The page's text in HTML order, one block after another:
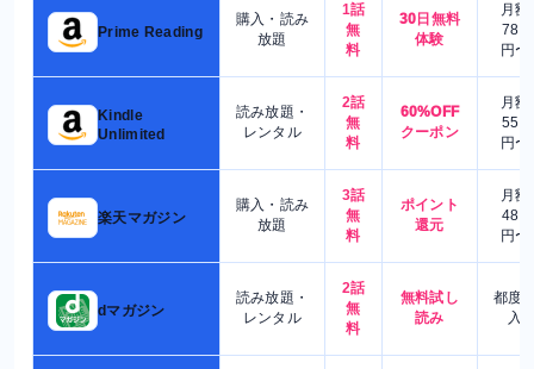
Prime Reading
購入・読み
放題
1話
無
料
30日無料
体験
月額
780
円〜
Kindle
Unlimited
読み放題・
レンタル
2話
無
料
60%OFF
クーポン
月額
550
円〜
楽天マガジン
購入・読み
放題
3話
無
料
ポイント
還元
月額
480
円〜
dマガジン
読み放題・
レンタル
2話
無
料
無料試し
読み
都度
入